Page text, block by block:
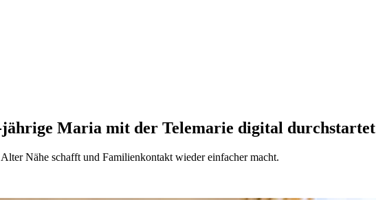
Maria mit der Telemarie digital durchstartet
Nähe schafft und Familienkontakt wieder einfacher macht.